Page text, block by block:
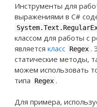
Инструменты для
выражениями в C#
классом для работы с
является класс Regex .
статические методы,
можем использовать
типа
Regex .
Для примера,